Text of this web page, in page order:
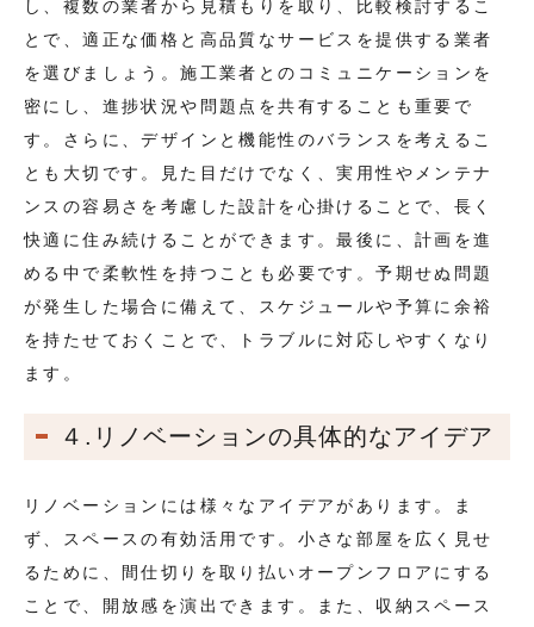
し、複数の業者から見積もりを取り、比較検討するこ
とで、適正な価格と高品質なサービスを提供する業者
を選びましょう。施工業者とのコミュニケーションを
密にし、進捗状況や問題点を共有することも重要で
す。さらに、デザインと機能性のバランスを考えるこ
とも大切です。見た目だけでなく、実用性やメンテナ
ンスの容易さを考慮した設計を心掛けることで、長く
快適に住み続けることができます。最後に、計画を進
める中で柔軟性を持つことも必要です。予期せぬ問題
が発生した場合に備えて、スケジュールや予算に余裕
を持たせておくことで、トラブルに対応しやすくなり
ます。
４.リノベーションの具体的なアイデア
リノベーションには様々なアイデアがあります。ま
ず、スペースの有効活用です。小さな部屋を広く見せ
るために、間仕切りを取り払いオープンフロアにする
ことで、開放感を演出できます。また、収納スペース